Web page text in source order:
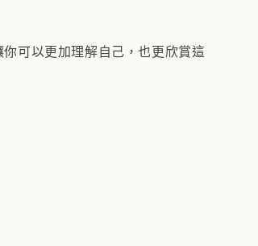
可以更加理解自己，也更欣賞這